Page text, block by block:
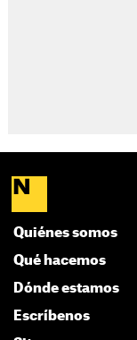
Quiénes somos
Qué hacemos
Dónde estamos
Escríbenos